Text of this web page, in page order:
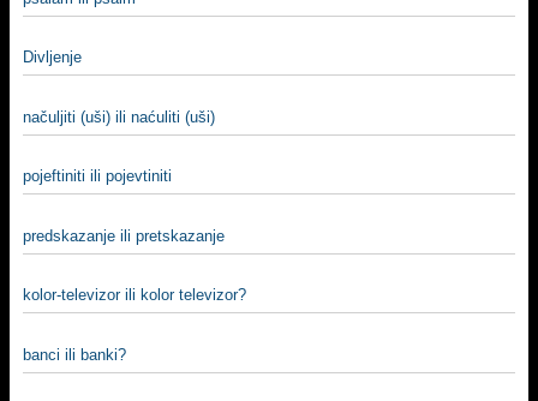
Divljenje
načuljiti (uši) ili naćuliti (uši)
pojeftiniti ili pojevtiniti
predskazanje ili pretskazanje
kolor-televizor ili kolor televizor?
banci ili banki?